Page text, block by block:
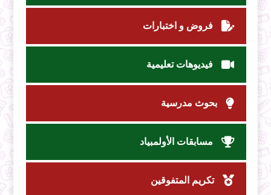
فروض و اختبارات
فيديوهات تعليمية
بحوث مدرسية
مسابقات الأولمبياد
تكريم المتفوقين